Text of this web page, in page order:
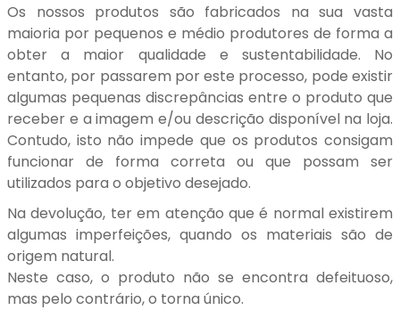
Os nossos produtos são fabricados na sua vasta
maioria por pequenos e médio produtores de forma a
obter a maior qualidade e sustentabilidade. No
entanto, por passarem por este processo, pode existir
algumas pequenas discrepâncias entre o produto que
receber e a imagem e/ou descrição disponível na loja.
Contudo, isto não impede que os produtos consigam
funcionar de forma correta ou que possam ser
utilizados para o objetivo desejado.
Na devolução, ter em atenção que é normal existirem
algumas imperfeições, quando os materiais são de
origem natural.
Neste caso, o produto não se encontra defeituoso,
mas pelo contrário, o torna único.